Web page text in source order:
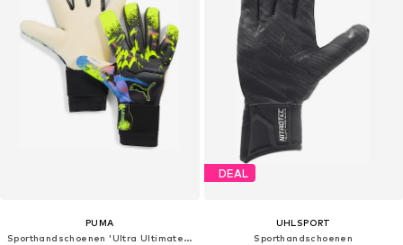
PUMA
Sporthandschoenen 'Ultra Ultimate Teaser'
DEAL
UHLSPORT
Sporthandschoenen